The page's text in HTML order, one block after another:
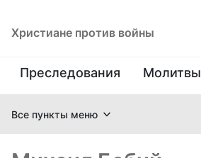
Христиане против войны
Преследования Молитвы
Все пункты меню